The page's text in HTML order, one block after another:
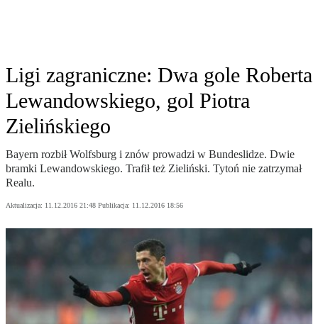
Ligi zagraniczne: Dwa gole Roberta
Lewandowskiego, gol Piotra
Zielińskiego
Bayern rozbił Wolfsburg i znów prowadzi w Bundeslidze. Dwie
bramki Lewandowskiego. Trafił też Zieliński. Tytoń nie zatrzymał
Realu.
Aktualizacja: 11.12.2016 21:48 Publikacja: 11.12.2016 18:56